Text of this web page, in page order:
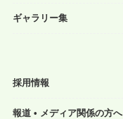
ギャラリー集
採用情報
報道 • メディア関係の方へ